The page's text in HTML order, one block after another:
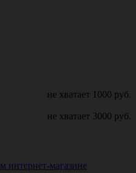
не хватает 1000 руб.
не хватает 3000 руб.
интернет-магазине